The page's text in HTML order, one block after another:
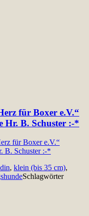
für Boxer e.V.“
Hr. B. Schuster :-*
, klein (bis 35 cm),
Schlagwörter